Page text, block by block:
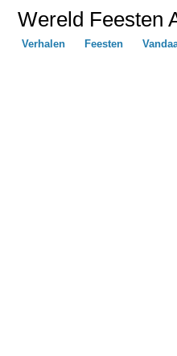
Wereld Feesten
Verhalen Feesten